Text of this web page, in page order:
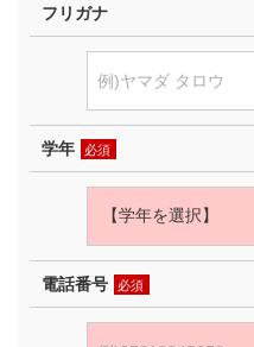
フリガナ
学年 必須
電話番号 必須